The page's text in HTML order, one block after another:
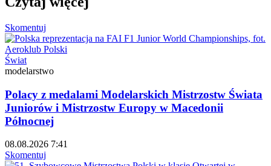
Skomentuj
Świat
modelarstwo
Polacy z medalami Modelarskich Mistrzostw Świata
Juniorów i Mistrzostw Europy w Macedonii
Północnej
08.08.2026 7:41
Skomentuj